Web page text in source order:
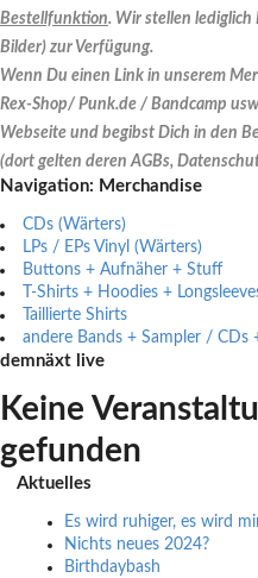
Bestellfunktion. Wir stellen
Bilder) zur Verfügung.
Wenn Du einen Link in unserem
Rex-Shop/ Punk.de / Bandcamp
Webseite und begibst Dich in den
(dort gelten deren AGBs,
Navigation: Merchandise
CDs (Wärters)
LPs / EPs Vinyl (Wärters)
Buttons + Aufnäher + Stuff
T-Shirts + Hoodies +
Taillierte Shirts
andere Bands + Sampler / CDs
demnäxt live
Keine
gefunden
Aktuelles
Es wird ruhiger, es wird
Nichts neues 2024?
Birthdaybash